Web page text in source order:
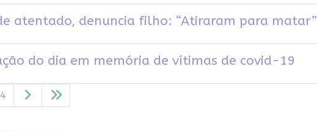
atentado, denuncia filho: “Atiraram para matar”
do dia em memória de vítimas de covid-19
4